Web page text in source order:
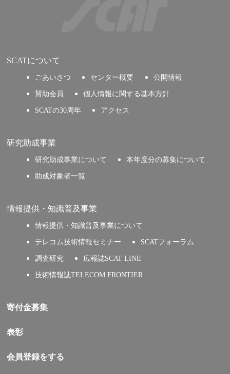
SCATについて
ごあいさつ センター概要
公開情報
賛助会員
個人情報に関する基本方針
SCATの30周年
アクセス
研究助成事業
研究助成事業について
本年度分の募集について
助成対象者一覧
情報提供・知識普及事業
情報提供・知識普及事業について
テレコム技術情報セミナー
SCATフォーラム
調査研究
広報誌SCAT LINE
技術情報誌TELECOM FRONTIER
寄付金募集
表彰
会員登録をする